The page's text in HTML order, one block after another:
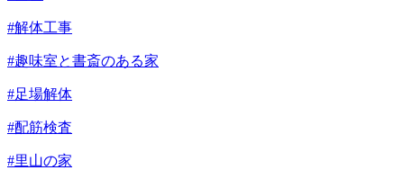
#解体工事
#趣味室と書斎のある家
#足場解体
#配筋検査
#里山の家